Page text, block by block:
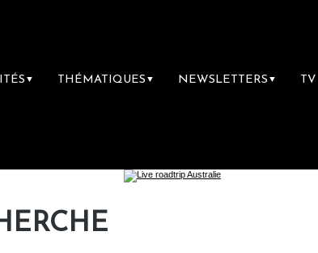
▼ THÉMATIQUES ▼ NEWSLETTERS ▼ TV